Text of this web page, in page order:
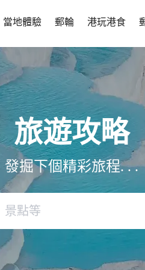
當地體驗 郵輪 港玩港食
旅遊攻略
發掘下個精彩旅程. . .